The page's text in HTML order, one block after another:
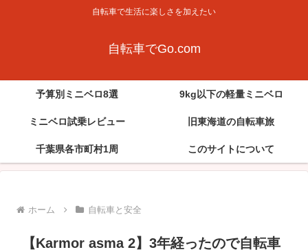
自転車で生活に楽しさを加えたい
自転車でGo.com
予算別ミニベロ8選 9kg以下の軽量ミニベロ
ミニベロ試乗レビュー 旧東海道の自転車旅
千葉県各市町村1周 このサイトについて
ホーム 自転車と安全
【Karmor asma 2】3年経ったので自転車